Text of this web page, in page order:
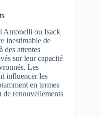
Antonelli ou Isack
inestimable de
des attentes
sur leur capacité
Les
influencer les
en termes
de renouvellements